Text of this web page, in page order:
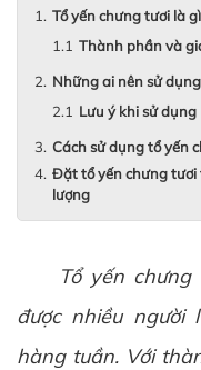
Tổ yến chưng tươi là
Thành phần và
Những ai nên sử
Lưu ý khi sử dụng
Cách sử dụng tổ yến
Đặt tổ yến chưng tươi
lượng
Tổ yến
được nhiều người
hàng tuần. Với